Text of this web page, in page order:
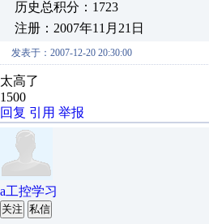
历史总积分：1723
注册：2007年11月21日
发表于：2007-12-20 20:30:00
太高了
1500
回复 引用 举报
a工控学习
关注 私信